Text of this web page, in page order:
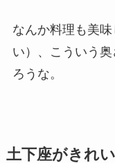
なんか料理も美
い）、こういう
ろうな。
土下座がきれ